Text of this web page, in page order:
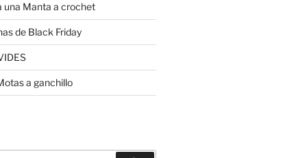
una Manta a crochet
de Black Friday
a ganchillo